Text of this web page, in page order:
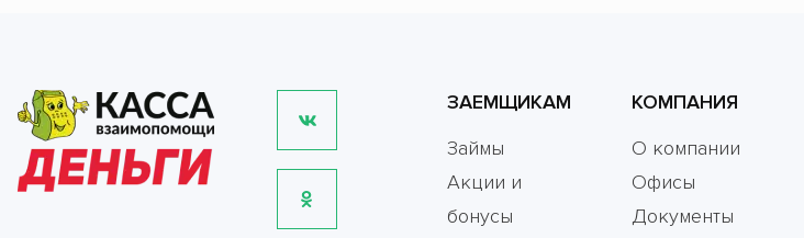
ЗАЕМЩИКАМ
Займы
Акции и
бонусы
КОМПАНИЯ
О компании
Офисы
Документы